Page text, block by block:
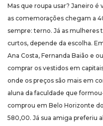
Mas que roupa usar? Janeiro é
as comemorações chegam a
sempre: terno. Já as
curtos, depende da escolha.
Ana Costa, Fernanda Baião e
comprar os vestidos em
onde os preços são mais em
aluna da faculdade que
comprou em Belo Horizonte
580,00. Já sua amiga preferiu